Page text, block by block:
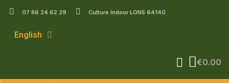
07 86 24 62 29 Culture Indoor LONS 64140
English
€0.00